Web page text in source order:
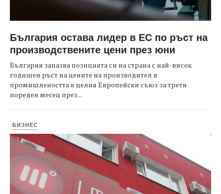
България остава лидер в ЕС по ръст на
производствените цени през юни
България запазва позицията си на страна с най-висок
годишен ръст на цените на производител в
промишлеността в целия Европейски съюз за трети
пореден месец през...
БИЗНЕС